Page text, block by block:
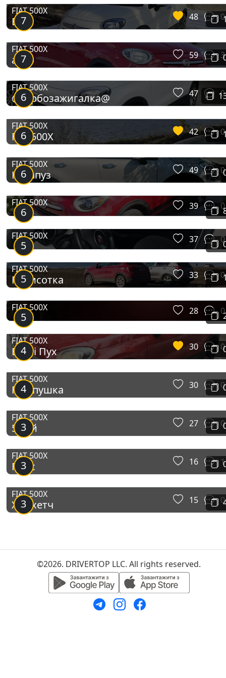
7
FIAT 500X
Бiп 48 0
7
FIAT 500X
авто 59 3
6
FIAT 500X
@Турбозажигалка@ 47 0
6
FIAT 500X
Fiat 500X 42 0
6
FIAT 500X
Карапуз 49 0
6
FIAT 500X 39 0
5
FIAT 500X 37 0
5
FIAT 500X
Пятисотка 33 0
5
FIAT 500X 28 0
4
FIAT 500X
Вінні Пух 30 0
4
FIAT 500X
Пампушка 30 0
3
FIAT 500X
500 й 27 0
3
FIAT 500X
Пупс 16 1
3
FIAT 500X
Хот хетч 15 0
©2026. DRIVERTOP LLC. All rights reserved.